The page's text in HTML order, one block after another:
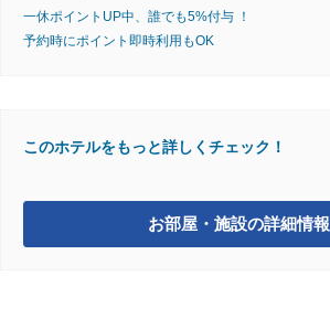
一休ポイントUP中、誰でも5%付与 ！
予約時にポイント即時利用もOK
このホテルをもっと詳しくチェック！
お部屋・施設の詳細情報